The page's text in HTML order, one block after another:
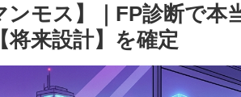
ンモス】｜FP診断で
将来設計】を確定